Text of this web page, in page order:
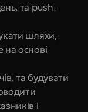
та push-
шляхи,
основі
та будувати
і